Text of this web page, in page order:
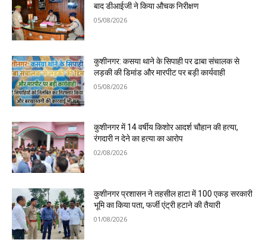
बाद डीआईजी ने किया औचक निरीक्षण
05/08/2026
कुशीनगर: कसया थाने के सिपाही पर ढाबा संचालक से
लड़की की डिमांड और मारपीट पर बड़ी कार्यवाही
05/08/2026
कुशीनगर में 14 वर्षीय किशोर आदर्श चौहान की हत्या,
रंगदारी न देने का हत्या का आरोप
02/08/2026
कुशीनगर प्रशासन ने तहसील हाटा में 100 एकड़ सरकारी
भूमि का किया पता, फर्जी एंट्री हटाने की तैयारी
01/08/2026